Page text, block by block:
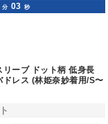
分 02 秒
リーブ ドット柄 低身長
レス (林姫奈妙着用/S〜